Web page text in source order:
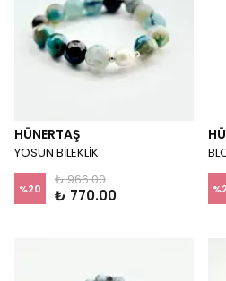
HÜNERTAŞ
YOSUN BİLEKLİK
%20
₺ 966.00
₺ 770.00 %